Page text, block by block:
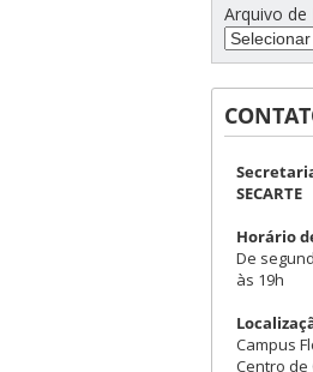
Arquivo de
SECARTE
Horário
De
às 19h
Campus
Centro de